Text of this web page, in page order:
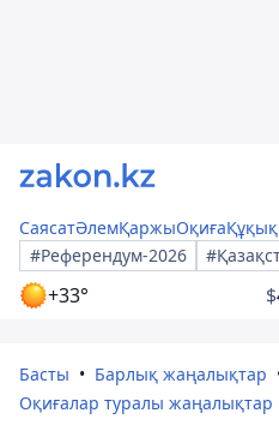
СаясатӘлемҚаржыОқиғаҚұқық
#Референдум-2026
+33° $
Басты
Барлық жаңалықтар
Оқиғалар туралы жаңалықтар